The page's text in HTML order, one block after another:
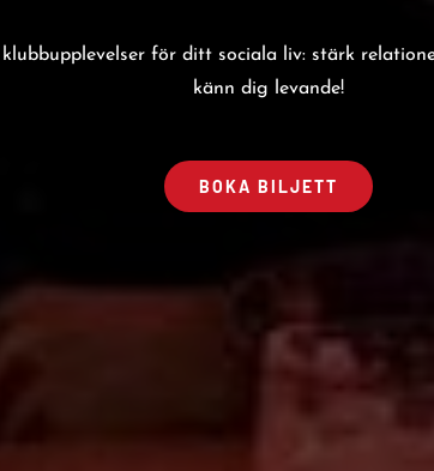
för ditt sociala liv: stärk
känn dig levande!
BOKA BILJETT